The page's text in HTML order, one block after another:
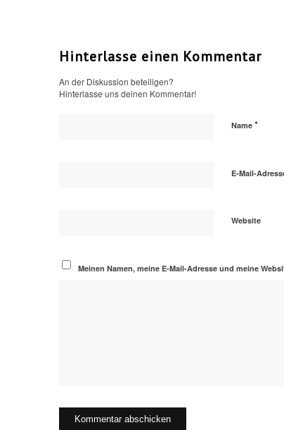
Hinterlasse einen Kommentar
An der Diskussion beteiligen?
Hinterlasse uns deinen Kommentar!
Name *
E-Mail-
Website
Meinen Namen, meine E-Mail-Adresse und meine